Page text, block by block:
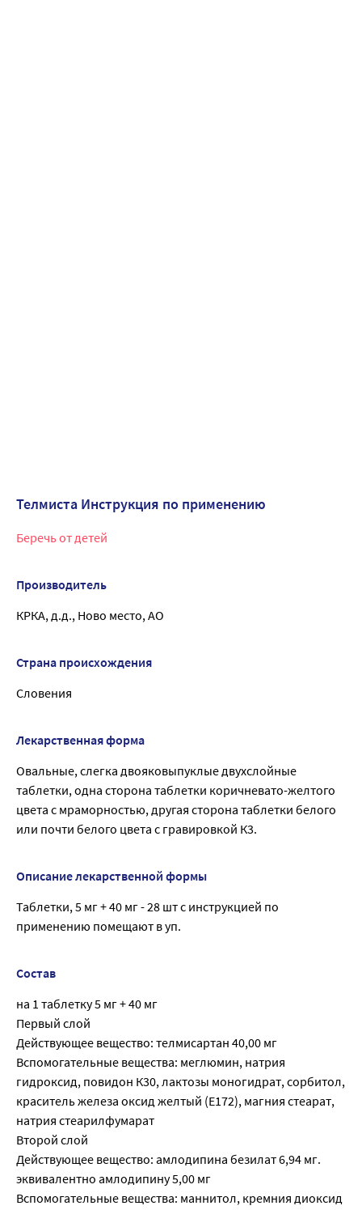
Телмиста Инструкция по применению
Беречь от детей
Производитель
КРКА, д.д., Ново место, АО
Страна происхождения
Словения
Лекарственная форма
Овальные, слегка двояковыпуклые двухслойные
таблетки, одна сторона таблетки коричневато-желтого
цвета с мраморностью, другая сторона таблетки белого
или почти белого цвета с гравировкой К3.
Описание лекарственной формы
Таблетки, 5 мг + 40 мг - 28 шт с инструкцией по
применению помещают в уп.
Состав
на 1 таблетку 5 мг + 40 мг
Первый слой
Действующее вещество: телмисартан 40,00 мг
Вспомогательные вещества: меглюмин, натрия
гидроксид, повидон К30, лактозы моногидрат, сорбитол,
краситель железа оксид желтый (Е172), магния стеарат,
натрия стеарилфумарат
Второй слой
Действующее вещество: амлодипина безилат 6,94 мг.
эквивалентно амлодипину 5,00 мг
Вспомогательные вещества: маннитол, кремния диоксид